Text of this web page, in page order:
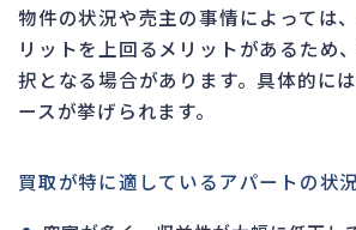
物件の状況や売主の事情によっては
リットを上回るメリットがあるため
択となる場合があります。具体的に
ースが挙げられます。
買取が特に適しているアパートの状況